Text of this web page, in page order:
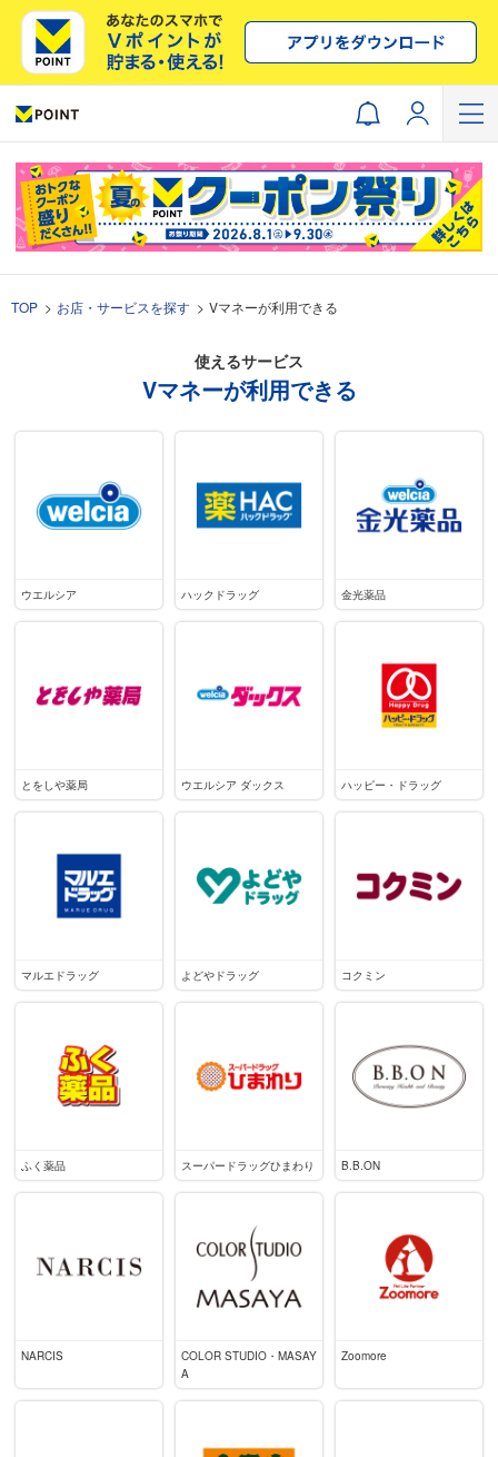
TOP お店・サービスを探す Vマネーが利用できる
使えるサービス
Vマネーが利用できる
ウエルシア ハックドラッグ 金光薬品
とをしや薬局 ウエルシア ダックス ハッピー・ドラッグ
マルエドラッグ よどやドラッグ コクミン
ふく薬品 スーパードラッグひまわり B.B.ON
NARCIS
COLOR STUDIO・MASAY
A
Zoomore